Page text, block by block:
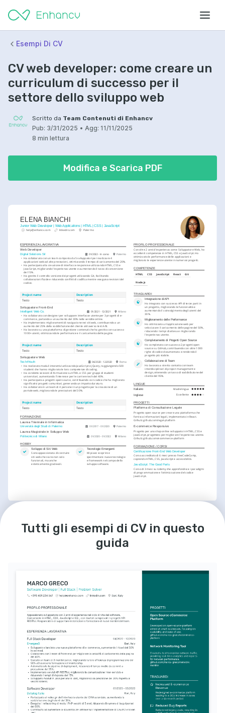
Esempi Di CV
CV web developer: come creare un
curriculum di successo per il
settore dello sviluppo web
Scritto da Team Contenuti di Enhancv
Pub: 3/31/2025 • Agg: 11/11/2025
8 min lettura
Modifica e Scarica PDF
ELENA BIANCHI
Junior Web Developer | Web Applications | HTML | CSS | JavaScript
help@enhancv.com
linkedin.com Palermo
ESPERIENZA LAVORATIVA
Web Developer
Digital Solutions Srl 01/2022 - In corso Palermo
• Ha collaborato con un team composto da 5 sviluppatori per realizzare 4
applicazioni web ad alte prestazioni, ottimizzando il tempo di caricamento del 20%.
• Ha partecipato alla creazione di interfacce responsive utilizzando HTML, CSS e
JavaScript, migliorando l'esperienza utente e aumentando il tasso di conversione
del 15%.
• Ha gestito il controllo versione dei progetti utilizzando Git, facilitando
collaborazioni fluide e riducendo conflitti di codifica mentre eseguiva revisioni del
codice.
Project name Description
Testo Testo
Sviluppatore Front-End
Intelligent Web Co. 01/2021 - 12/2021 Milano
• Ha collaborato con designer per sviluppare interfacce utente per 3 progetti di e-
commerce, portando a un aumento del 30% nelle vendite online.
• Ha implementato miglioramenti di navigazione nei siti web, contribuendo a un
aumento del 25% della soddisfazione del cliente attraverso test A/B.
• Ha lavorato su una piattaforma di gestione contenuti che ha gestito con successo
1000+ utenti, ottimizzando le performance e il caricamento delle pagine.
Project name
Description
Testo
Testo
Sviluppatore Web
Tech4Youth 06/2020 - 12/2020 Roma
• Ha realizzato moduli interattivi utilizzando JavaScript e jQuery, raggiungendo 500
studenti che hanno migliorato le loro competenze di coding.
• Ha condotto sessioni di formazione su HTML e CSS per gruppi di studenti
universitari, aumentando l'interesse per le carriere tech del 40%.
• Ha partecipato a progetti open source, contribuendo con codice che ha migliorato
significativi progetti comunitari, generando un impatto duraturo.
• Ha collaborato in un team di 4 persone in un progetto per la creazione di un
portale web, migliorando le prestazioni del 30%.
Project name Description
Testo Testo
FORMAZIONE
Laurea Triennale in Informatica
Università degli Studi di Palermo 01/2017 - 01/2020 Palermo
Laurea Magistrale in Sviluppo Web
Politecnico di Milano 01/2020 - 01/2022 Milano
HOBBY
Sviluppo di Siti Web
Sono appassionata di costruire
siti web che siano non solo
funzionali, ma anche
esteticamente gradevoli.
Tecnologie Emergenti
Mi piace scoprire e
sperimentare nuove tecnologie
e framework nel campo dello
sviluppo software.
PROFILO PROFESSIONALE
Con oltre 2 anni d'esperienza come Sviluppatore Web, ho
eccellenti competenze in HTML, CSS e JavaScript. Ho
ottimizzato le performance delle applicazioni e
migliorato le esperienze utente in numerosi progetti.
COMPETENZE
HTML CSS JavaScript React Git
Node.js
TRAGUARDI
Integrazione di API
Ho integrato con successo API di terze parti in
un progetto, migliorando le funzionalità e
aumentando il coinvolgimento degli utenti del
30%.
Miglioramento delle Performance
Ho ottimizzato un'applicazione web per
velocizzare il caricamento delle pagine del 50%,
riducendo i tempi di attesa e migliorando
l'esperienza utente.
Completamento di Progetti Open Source
Ho completato con successo 2 progetti open
source su GitHub, contribuendo con oltre 1000
righe di codice documentato e rendendo il
progetto più stabile.
Collaborazione di Team
Ho lavorato a stretto contatto con team
interdisciplinari di project management e
design, ottenendo un tasso di soddisfazione del
cliente del 95%.
LINGUE
Italiano Madrelingua
Inglese Eccellente
PROGETTI
Platforma di Consultazione Legale
Progetto open source per creare una piattaforma che
fornisca informazioni legali, implementato in React.
Github: github.com/legal-platform
E-commerce Responsivo
Progetto per uno shop online sviluppato in HTML, CSS e
JavaScript, progettato per migliorare l'esperienza utente.
Github: github.com/ecommerce-platform
FORMAZIONE / CORSI
Certificazione Front-End Web Developer
Corso accreditato di 6 mesi presso freeCodeCamp,
coprendo HTML, CSS, JavaScript e accessibilità.
JavaScript: The Good Parts
Corso di 3 mesi su Udemy che approfondisce i paradigmi
di programmazione e l'ottimizzazione del codice
JavaScript.
Tutti gli esempi di CV in questo
guida